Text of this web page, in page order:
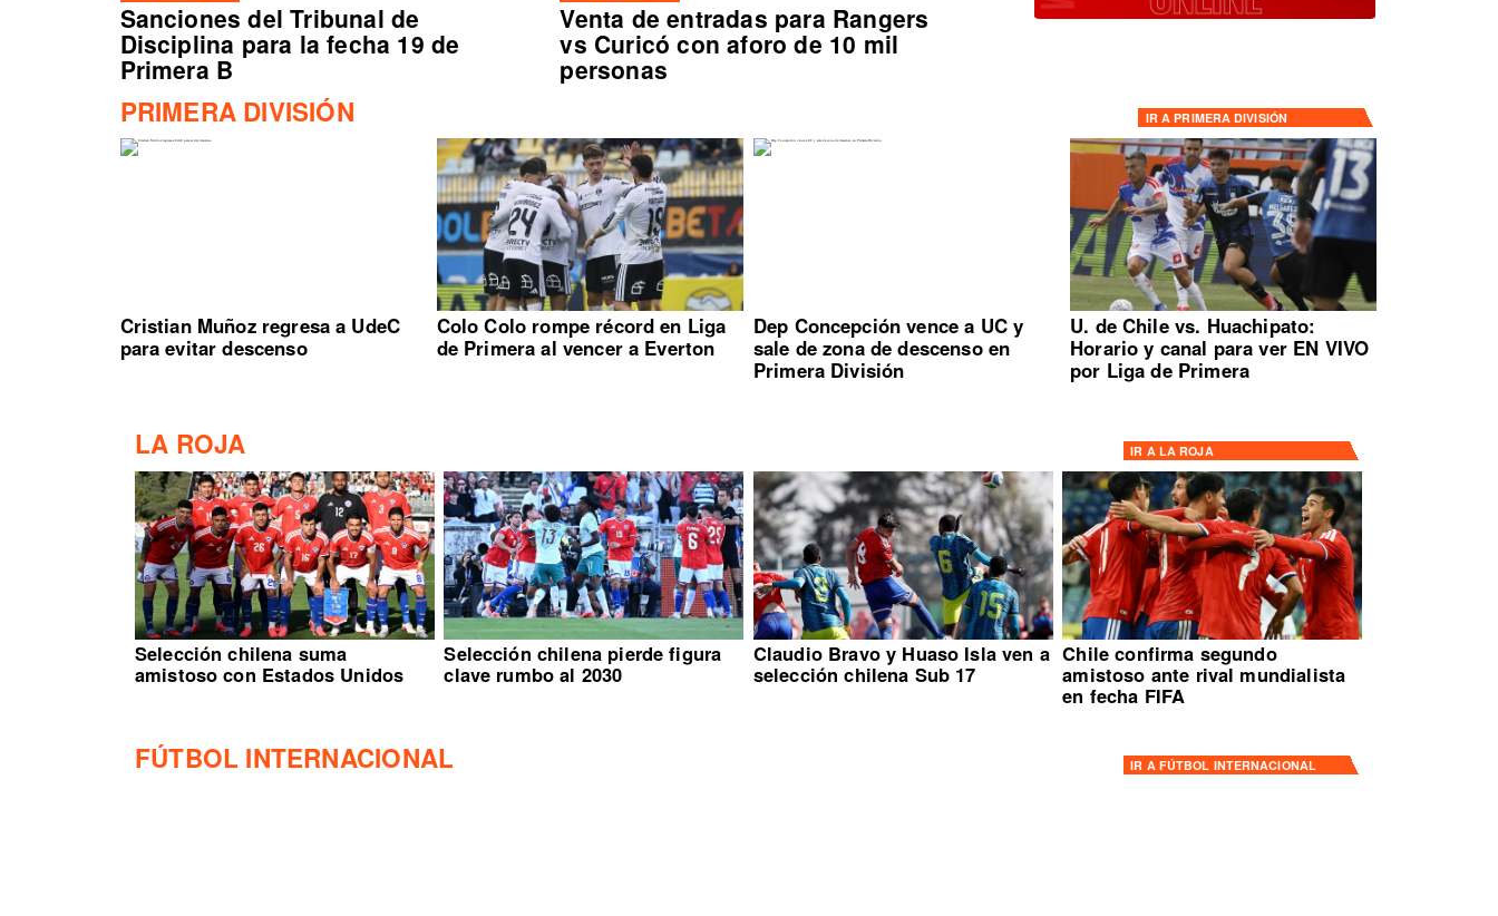
Sanciones del Tribunal de
Disciplina para la fecha 19 de
Primera B
Venta de entradas para Rangers
vs Curicó con aforo de 10 mil
personas
PRIMERA DIVISIÓN IR A PRIMERA DIVISIÓN
Cristian Muñoz regresa a UdeC
para evitar descenso
Colo Colo rompe récord en Liga
de Primera al vencer a Everton
Dep Concepción vence a UC y
sale de zona de descenso en
Primera División
U. de Chile vs. Huachipato:
Horario y canal para ver EN VIVO
por Liga de Primera
LA ROJA IR A LA ROJA
Selección chilena suma
amistoso con Estados Unidos
Selección chilena pierde figura
clave rumbo al 2030
Claudio Bravo y Huaso Isla ven a
selección chilena Sub 17
Chile confirma segundo
amistoso ante rival mundialista
en fecha FIFA
FÚTBOL INTERNACIONAL IR A FÚTBOL INTERNACIONAL